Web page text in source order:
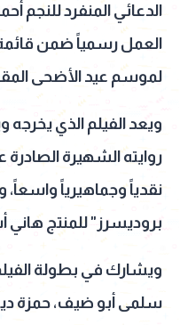
الدعائي المنفرد للنجم
العمل رسمياً ضمن
لموسم عيد الأضحى
ويعد الفيلم الذي
نقدياً وجماهيرياً
بروديسرز" للمنتج هاني
ويشارك في بطولة
سلمى أبو ضيف، حمزة